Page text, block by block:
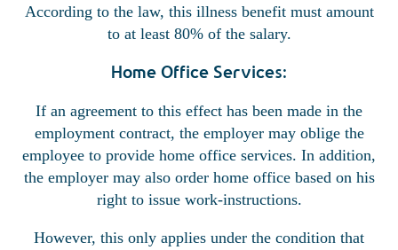
According to the law, this illness benefit must amount
to at least 80% of the salary.
Home Office Services:
If an agreement to this effect has been made in the
employment contract, the employer may oblige the
employee to provide home office services. In addition,
the employer may also order home office based on his
right to issue work-instructions.
However, this only applies under the condition that